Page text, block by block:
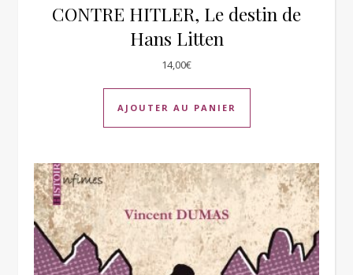
CONTRE HITLER, Le destin de
Hans Litten
14,00€
AJOUTER AU PANIER